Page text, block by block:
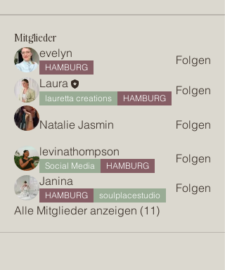
Mitglieder
evelyn
HAMBURG
Folgen
Laura
lauretta creations HAMBURG
Folgen
Natalie Jasmin
Folgen
levinathompson
Social Media HAMBURG
Folgen
Janina
HAMBURG soulplacestudio
Folgen
Alle Mitglieder anzeigen (11)